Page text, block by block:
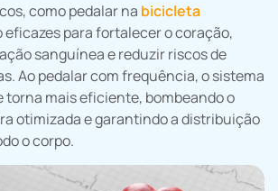
como pedalar na bicicleta
eficazes para fortalecer o coração,
sanguínea e reduzir riscos de
Ao pedalar com frequência, o sistema
torna mais eficiente, bombeando o
otimizada e garantindo a distribuição
o corpo.